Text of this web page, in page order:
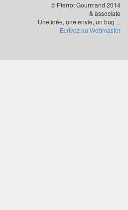
© Pierrot Gourmand 2014
& associate
Une idée, une envie, un bug ...
Ecrivez au Webmaster